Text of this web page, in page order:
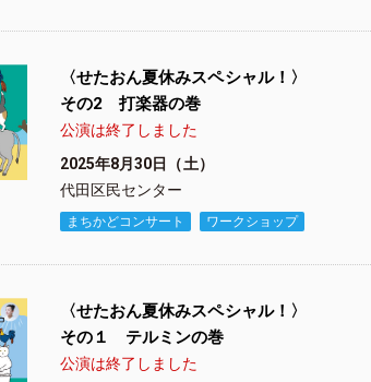
〈せたおん夏休みスペシャル！〉
その2 打楽器の巻
公演は終了しました
2025年8月30日（土）
代田区民センター
まちかどコンサート ワークショップ
〈せたおん夏休みスペシャル！〉
その１ テルミンの巻
公演は終了しました